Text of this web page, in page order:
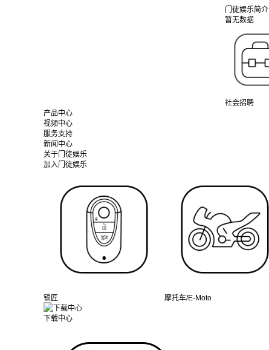
门徒娱乐简介
暂无数据
社会招聘
产品中心
视频中心
服务支持
新闻中心
关于门徒娱乐
加入门徒娱乐
锁匠 摩托车/E-Moto
下载中心